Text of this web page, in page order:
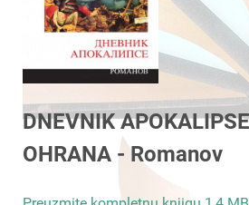
DNEVNIK APOKALIPSE
OHRANA - Romanov